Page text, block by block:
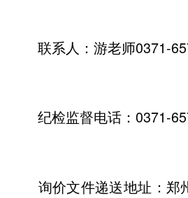
联系人：游老师0371-
纪检监督电话：0371-
询价文件递送地址：郑